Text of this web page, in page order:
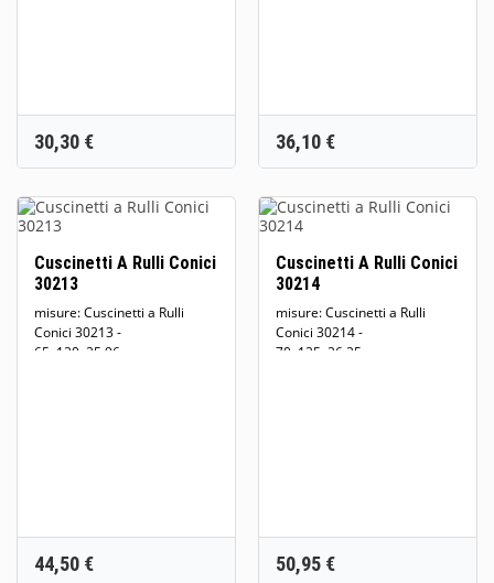
Prezzo
30,30 € Prezzo
36,10 €
Cuscinetti A Rulli Conici
30213
misure: Cuscinetti a Rulli
Conici 30213 -
65x120x25,96...
Prezzo
44,50 €
Cuscinetti A Rulli Conici
30214
misure: Cuscinetti a Rulli
Conici 30214 -
70x125x26,25...
Prezzo
50,95 €